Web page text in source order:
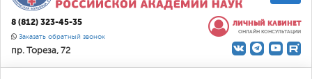
Цвет:
8 (812) 323-45-35
Заказать обратный звонок
пр. Тореза, 72
ЛИЧНЫЙ КАБИНЕТ
ОНЛАЙН КОНСУЛЬТАЦИИ